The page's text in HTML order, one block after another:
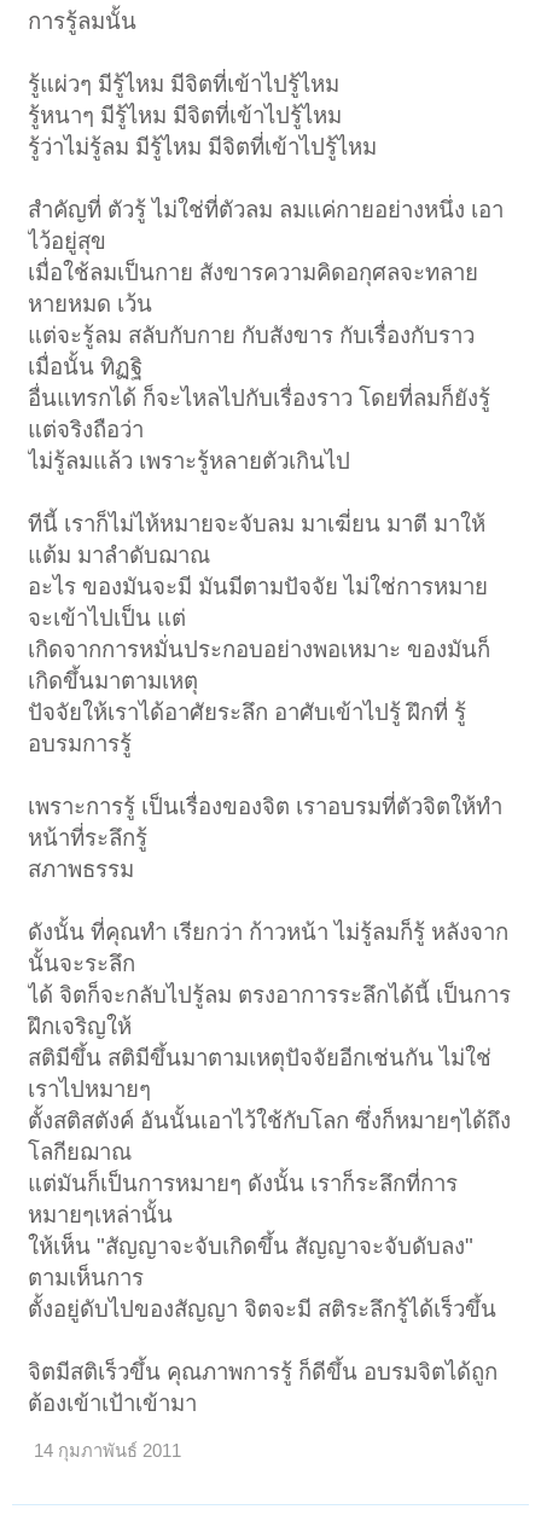
การรู้ลมนั้น
รู้แผ่วๆ มีรู้ไหม มีจิตที่เข้าไปรู้ไหม
รู้หนาๆ มีรู้ไหม มีจิตที่เข้าไปรู้ไหม
รู้ว่าไม่รู้ลม มีรู้ไหม มีจิตที่เข้าไปรู้ไหม
สำคัญที่ ตัวรู้ ไม่ใช่ที่ตัวลม ลมแค่กายอย่างหนึ่ง เอา
ไว้อยู่สุข
เมื่อใช้ลมเป็นกาย สังขารความคิดอกุศลจะทลาย
หายหมด เว้น
แต่จะรู้ลม สลับกับกาย กับสังขาร กับเรื่องกับราว
เมื่อนั้น ทิฏฐิ
อื่นแทรกได้ ก็จะไหลไปกับเรื่องราว โดยที่ลมก็ยังรู้
แต่จริงถือว่า
ไม่รู้ลมแล้ว เพราะรู้หลายตัวเกินไป
ทีนี้ เราก็ไม่ไห้หมายจะจับลม มาเฆี่ยน มาตี มาให้
แต้ม มาลำดับฌาณ
อะไร ของมันจะมี มันมีตามปัจจัย ไม่ใช่การหมาย
จะเข้าไปเป็น แต่
เกิดจากการหมั่นประกอบอย่างพอเหมาะ ของมันก็
เกิดขึ้นมาตามเหตุ
ปัจจัยให้เราได้อาศัยระลึก อาศับเข้าไปรู้ ฝึกที่ รู้
อบรมการรู้
เพราะการรู้ เป็นเรื่องของจิต เราอบรมที่ตัวจิตให้ทำ
หน้าที่ระลึกรู้
สภาพธรรม
ดังนั้น ที่คุณทำ เรียกว่า ก้าวหน้า ไม่รู้ลมก็รู้ หลังจาก
นั้นจะระลึก
ได้ จิตก็จะกลับไปรู้ลม ตรงอาการระลึกได้นี้ เป็นการ
ฝึกเจริญให้
สติมีขึ้น สติมีขึ้นมาตามเหตุปัจจัยอีกเช่นกัน ไม่ใช่
เราไปหมายๆ
ตั้งสติสตังค์ อันนั้นเอาไว้ใช้กับโลก ซึ่งก็หมายๆได้ถึง
โลกียฌาณ
แต่มันก็เป็นการหมายๆ ดังนั้น เราก็ระลึกที่การ
หมายๆเหล่านั้น
ให้เห็น "สัญญาจะจับเกิดขึ้น สัญญาจะจับดับลง"
ตามเห็นการ
ตั้งอยู่ดับไปของสัญญา จิตจะมี สติระลึกรู้ได้เร็วขึ้น
จิตมีสติเร็วขึ้น คุณภาพการรู้ ก็ดีขึ้น อบรมจิตได้ถูก
ต้องเข้าเป้าเข้ามา
14 กุมภาพันธ์ 2011